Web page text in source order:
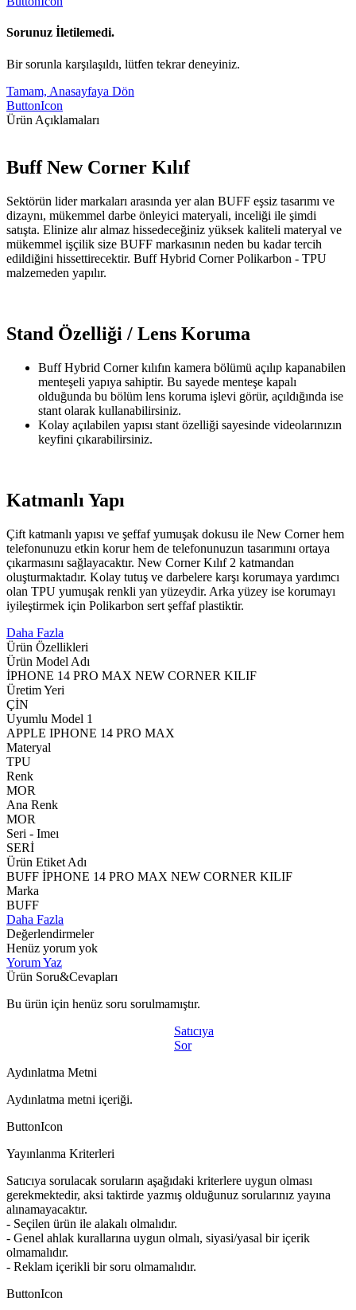
Sorunuz İletilemedi.
Bir sorunla karşılaşıldı, lütfen tekrar deneyiniz.
Tamam, Anasayfaya Dön
ButtonIcon
Ürün Açıklamaları
Buff New Corner Kılıf
Sektörün lider markaları arasında yer alan BUFF eşsiz tasarımı ve
dizaynı, mükemmel darbe önleyici materyali, inceliği ile şimdi
satışta. Elinize alır almaz hissedeceğiniz yüksek kaliteli materyal ve
mükemmel işçilik size BUFF markasının neden bu kadar tercih
edildiğini hissettirecektir. Buff Hybrid Corner Polikarbon - TPU
malzemeden yapılır.
Stand Özelliği / Lens Koruma
Buff Hybrid Corner kılıfın kamera bölümü açılıp kapanabilen
menteşeli yapıya sahiptir. Bu sayede menteşe kapalı
olduğunda bu bölüm lens koruma işlevi görür, açıldığında ise
stant olarak kullanabilirsiniz.
Kolay açılabilen yapısı stant özelliği sayesinde videolarınızın
keyfini çıkarabilirsiniz.
Katmanlı Yapı
Çift katmanlı yapısı ve şeffaf yumuşak dokusu ile New Corner hem
telefonunuzu etkin korur hem de telefonunuzun tasarımını ortaya
çıkarmasını sağlayacaktır. New Corner Kılıf 2 katmandan
oluşturmaktadır. Kolay tutuş ve darbelere karşı korumaya yardımcı
olan TPU yumuşak renkli yan yüzeydir. Arka yüzey ise korumayı
iyileştirmek için Polikarbon sert şeffaf plastiktir.
Daha Fazla
Ürün Özellikleri
Ürün Model Adı
İPHONE 14 PRO MAX NEW CORNER KILIF
Üretim Yeri
ÇİN
Uyumlu Model 1
APPLE IPHONE 14 PRO MAX
Materyal
TPU
Renk
MOR
Ana Renk
MOR
Seri - Imeı
SERİ
Ürün Etiket Adı
BUFF İPHONE 14 PRO MAX NEW CORNER KILIF
Marka
BUFF
Daha Fazla
Değerlendirmeler
Henüz yorum yok
Yorum Yaz
Ürün Soru&Cevapları
Bu ürün için henüz soru sorulmamıştır.
Satıcıya
Sor
Aydınlatma Metni
Aydınlatma metni içeriği.
ButtonIcon
Yayınlanma Kriterleri
Satıcıya sorulacak soruların aşağıdaki kriterlere uygun olması
gerekmektedir, aksi taktirde yazmış olduğunuz sorularınız yayına
alınamayacaktır.
- Seçilen ürün ile alakalı olmalıdır.
- Genel ahlak kurallarına uygun olmalı, siyasi/yasal bir içerik
olmamalıdır.
- Reklam içerikli bir soru olmamalıdır.
ButtonIcon